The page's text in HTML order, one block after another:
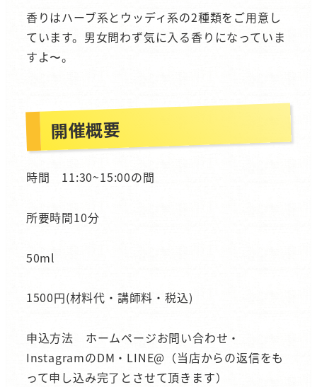
香りはハーブ系とウッディ系の2種類をご用意し
ています。男女問わず気に入る香りになっていま
すよ〜。
開催概要
時間 11:30~15:00の間
所要時間10分
50ml
1500円(材料代・講師料・税込)
申込方法 ホームページお問い合わせ・
InstagramのDM・LINE@（当店からの返信をも
って申し込み完了とさせて頂きます）